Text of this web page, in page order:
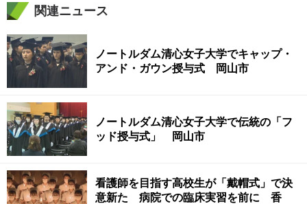
関連ニュース
ノートルダム清心女子大学でキャップ・
アンド・ガウン授与式 岡山市
ノートルダム清心女子大学で伝統の「フ
ッド授与式」 岡山市
看護師を目指す高校生が「戴帽式」で決
意新た 病院での臨床実習を前に 香